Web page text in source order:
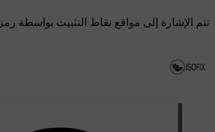
تتم الإشارة إلى مواقع نقاط التثبيت بواسطة رمز ISOFIX